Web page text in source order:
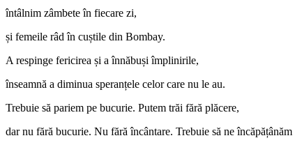
întâlnim zâmbete în fiecare zi,
și femeile râd în cuștile din Bombay.
A respinge fericirea și a înnăbuși împlinirile,
înseamnă a diminua speranțele celor care nu le au.
Trebuie să pariem pe bucurie. Putem trăi fără plăcere,
dar nu fără bucurie. Nu fără încântare. Trebuie să ne încăpățânăm